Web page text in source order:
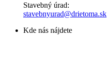
Stavebný úrad:
stavebnyurad@drietoma.sk
Kde nás nájdete